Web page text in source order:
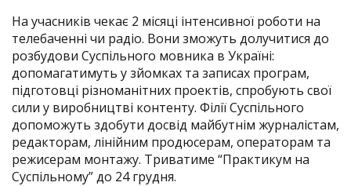
На учасників чекає 2 місяці інтенсивної роботи на
телебаченні чи радіо. Вони зможуть долучитися до
розбудови Суспільного мовника в Україні:
допомагатимуть у зйомках та записах програм,
підготовці різноманітних проектів, спробують свої
сили у виробництві контенту. Філії Суспільного
допоможуть здобути досвід майбутнім журналістам,
редакторам, лінійним продюсерам, операторам та
режисерам монтажу. Триватиме “Практикум на
Суспільному” до 24 грудня.